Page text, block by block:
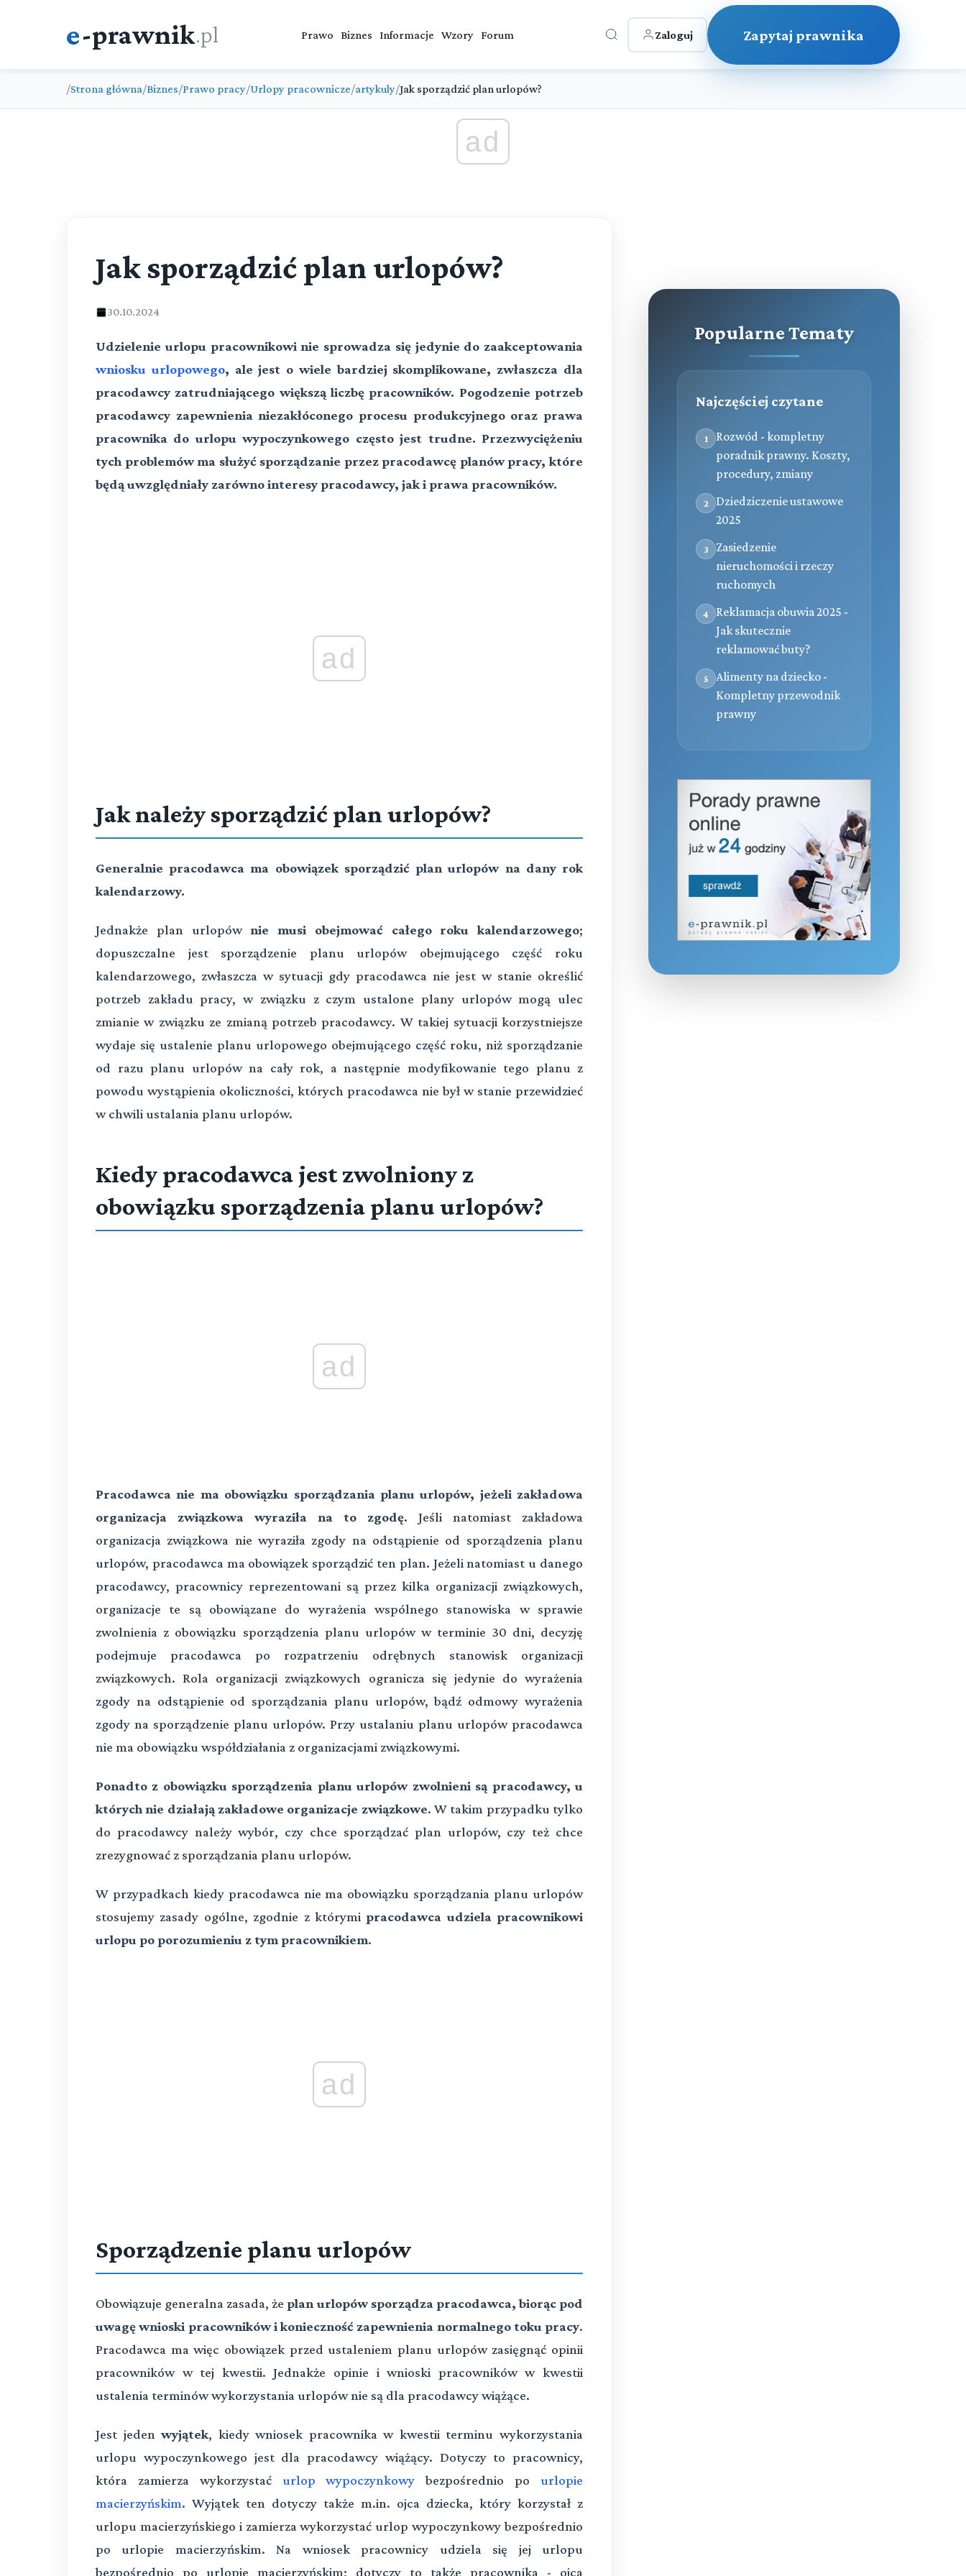
e-prawnik.pl Prawo Biznes Informacje Wzory Forum Zaloguj Zapytaj prawnika
/Strona główna/Biznes/Prawo pracy/Urlopy pracownicze/artykuly/Jak sporządzić plan urlopów?
ad
Jak sporządzić plan urlopów?
30.10.2024
Udzielenie urlopu pracownikowi nie sprowadza się jedynie do zaakceptowania
wniosku urlopowego, ale jest o wiele bardziej skomplikowane, zwłaszcza dla
pracodawcy zatrudniającego większą liczbę pracowników. Pogodzenie potrzeb
pracodawcy zapewnienia niezakłóconego procesu produkcyjnego oraz prawa
pracownika do urlopu wypoczynkowego często jest trudne. Przezwyciężeniu
tych problemów ma służyć sporządzanie przez pracodawcę planów pracy, które
będą uwzględniały zarówno interesy pracodawcy, jak i prawa pracowników.
ad
Jak należy sporządzić plan urlopów?
Generalnie pracodawca ma obowiązek sporządzić plan urlopów na dany rok
kalendarzowy.
Jednakże plan urlopównie musi obejmować całego roku kalendarzowego;
dopuszczalne jest sporządzenie planu urlopów obejmującego część roku
kalendarzowego, zwłaszcza w sytuacji gdy pracodawca nie jest w stanie określić
potrzeb zakładu pracy, w związku z czym ustalone plany urlopów mogą ulec
zmianie w związku ze zmianą potrzeb pracodawcy. W takiej sytuacji korzystniejsze
wydaje się ustalenie planu urlopowego obejmującego część roku, niż sporządzanie
od razu planu urlopów na cały rok, a następnie modyfikowanie tego planu z
powodu wystąpienia okoliczności, których pracodawca nie był w stanie przewidzieć
w chwili ustalania planu urlopów.
Kiedy pracodawca jest zwolniony z
obowiązku sporządzenia planu urlopów?
ad
Pracodawca nie ma obowiązku sporządzania planu urlopów, jeżeli zakładowa
organizacja związkowa wyraziła na to zgodę. Jeśli natomiast zakładowa
organizacja związkowa nie wyraziła zgody na odstąpienie od sporządzenia planu
urlopów, pracodawca ma obowiązek sporządzić ten plan. Jeżeli natomiast u danego
pracodawcy, pracownicy reprezentowani są przez kilka organizacji związkowych,
organizacje te są obowiązane do wyrażenia wspólnego stanowiska w sprawie
zwolnienia z obowiązku sporządzenia planu urlopów w terminie 30 dni, decyzję
podejmuje pracodawca po rozpatrzeniu odrębnych stanowisk organizacji
związkowych. Rola organizacji związkowych ogranicza się jedynie do wyrażenia
zgody na odstąpienie od sporządzania planu urlopów, bądź odmowy wyrażenia
zgody na sporządzenie planu urlopów. Przy ustalaniu planu urlopów pracodawca
nie ma obowiązku współdziałania z organizacjami związkowymi.
Ponadto z obowiązku sporządzenia planu urlopów zwolnieni są pracodawcy, u
których nie działają zakładowe organizacje związkowe. W takim przypadku tylko
do pracodawcy należy wybór, czy chce sporządzać plan urlopów, czy też chce
zrezygnować z sporządzania planu urlopów.
W przypadkach kiedy pracodawca nie ma obowiązku sporządzania planu urlopów
stosujemy zasady ogólne, zgodnie z którymipracodawca udziela pracownikowi
urlopu po porozumieniu z tym pracownikiem.
ad
Sporządzenie planu urlopów
Obowiązuje generalna zasada, żeplan urlopów sporządza pracodawca, biorąc pod
uwagę wnioski pracowników i konieczność zapewnienia normalnego toku pracy.
Pracodawca ma więc obowiązek przed ustaleniem planu urlopów zasięgnąć opinii
pracowników w tej kwestii. Jednakże opinie i wnioski pracowników w kwestii
ustalenia terminów wykorzystania urlopów nie są dla pracodawcy wiążące.
Jest jedenwyjątek, kiedy wniosek pracownika w kwestii terminu wykorzystania
urlopu wypoczynkowego jest dla pracodawcy wiążący. Dotyczy to pracownicy,
która zamierza wykorzystać urlop wypoczynkowy bezpośrednio pourlopie
macierzyńskim. Wyjątek ten dotyczy także m.in. ojca dziecka, który korzystał z
urlopu macierzyńskiego i zamierza wykorzystać urlop wypoczynkowy bezpośrednio
po urlopie macierzyńskim. Na wniosek pracownicy udziela się jej urlopu
bezpośrednio po urlopie macierzyńskim; dotyczy to także pracownika - ojca
Popularne Tematy
Najczęściej czytane
1
Rozwód - kompletny
poradnik prawny. Koszty,
procedury, zmiany
2
Dziedziczenie ustawowe
2025
3
Zasiedzenie
nieruchomości i rzeczy
ruchomych
4
Reklamacja obuwia 2025 -
Jak skutecznie
reklamować buty?
5
Alimenty na dziecko -
Kompletny przewodnik
prawny